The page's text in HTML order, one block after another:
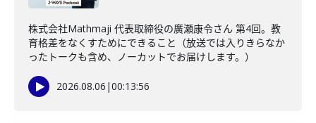
株式会社Mathmaji 代表取締役の廣瀬康令さん 第4回。教
育格差をなくすためにできること（放送では入りきらなか
ったトークも含め、ノーカットでお届けします。）
2026.08.06 |00:13:56